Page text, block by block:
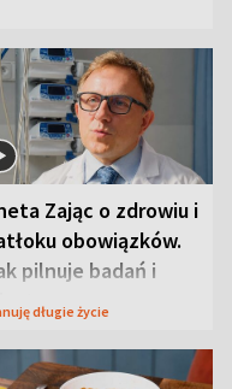
Zając o zdrowiu i
obowiązków.
pilnuje badań i
długie życie